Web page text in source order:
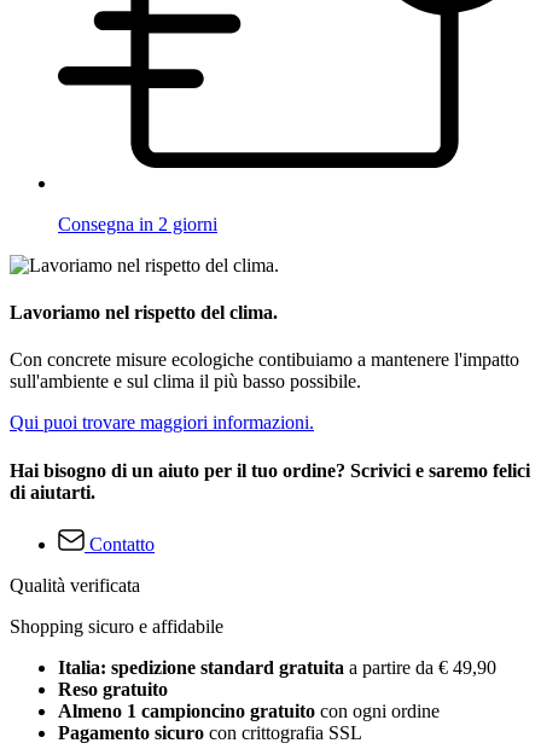
Consegna in 2 giorni
Lavoriamo nel rispetto del clima.
Con concrete misure ecologiche contibuiamo a mantenere l'impatto
sull'ambiente e sul clima il più basso possibile.
Qui puoi trovare maggiori informazioni.
Hai bisogno di un aiuto per il tuo ordine? Scrivici e saremo felici
di aiutarti.
Contatto
Qualità verificata
Shopping sicuro e affidabile
Italia: spedizione standard gratuita a partire da € 49,90
Reso gratuito
Almeno 1 campioncino gratuito con ogni ordine
Pagamento sicuro con crittografia SSL